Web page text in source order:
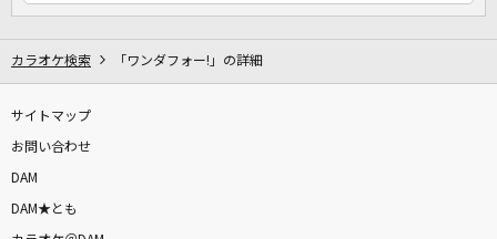
カラオケ検索 「ワンダフォー!」の詳細
サイトマップ
お問い合わせ
DAM
DAM★とも